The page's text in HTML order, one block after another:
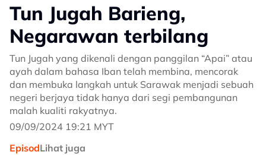
Tun Jugah Barieng,
Negarawan terbilang
Tun Jugah yang dikenali dengan panggilan “Apai” atau
ayah dalam bahasa Iban telah membina, mencorak
dan membuka langkah untuk Sarawak menjadi sebuah
negeri berjaya tidak hanya dari segi pembangunan
malah kualiti rakyatnya.
09/09/2024 19:21 MYT
EpisodLihat juga